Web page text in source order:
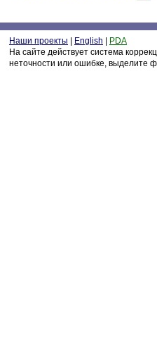
Наши проекты English
PDA
На сайте действует система
неточности или ошибке, выделите